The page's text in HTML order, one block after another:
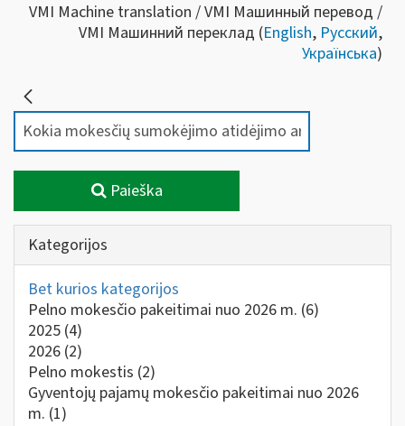
VMI Machine translation / VMI Машинный перевод /
VMI Машинний переклад (English, Русский,
Українська)
Paieška
Kategorijos
Bet kurios kategorijos
Pelno mokesčio pakeitimai nuo 2026 m. (6)
2025 (4)
2026 (2)
Pelno mokestis (2)
Gyventojų pajamų mokesčio pakeitimai nuo 2026
m. (1)